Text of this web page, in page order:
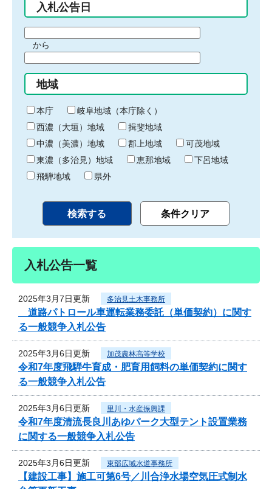
入札公告日
間
始
り
から
間
終
わ
り
地域
本庁
岐阜地域（本庁除く）
西濃（大垣）地域
揖斐地域
中濃（美濃）地域
郡上地域
可茂地域
東濃（多治見）地域
恵那地域
下呂地域
飛騨地域
県外
入札公告一覧
2025年3月7日更新 多治見土木事務所
道路パトロール車運転業務委託（単価契約）に関す
る一般競争入札公告
2025年3月6日更新 加茂農林高等学校
令和7年度飛騨牛育成・肥育用飼料の単価契約に関す
る一般競争入札公告
2025年3月6日更新 里川・水産振興課
令和7年度清流長良川あゆパーク大型テント設置業務
に関する一般競争入札公告
2025年3月6日更新 東部広域水道事務所
【建設工事】施工可第6号／川合浄水場空気圧式制水